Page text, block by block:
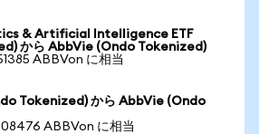
& Artificial Intelligence ETF
から AbbVie (Ondo Tokenized)
ABBVon に相当
Tokenized) から AbbVie (Ondo
ABBVon に相当